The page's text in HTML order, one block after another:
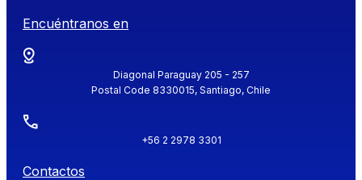
Encuéntranos en
Diagonal Paraguay 205 - 257
Postal Code 8330015, Santiago, Chile
+56 2 2978 3301
Contactos